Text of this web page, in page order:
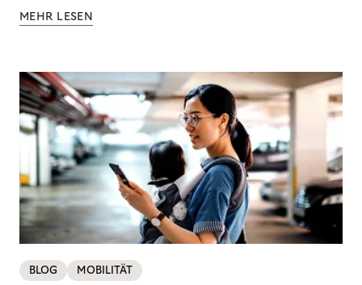
MEHR LESEN
BLOG MOBILITÄT